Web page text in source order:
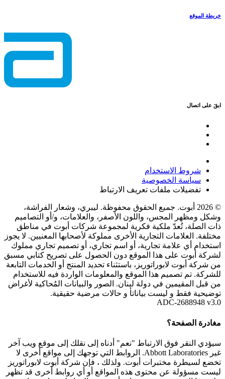
خريطة الموقع
ابقَ على اتصال
شروط الاستخدام
سياسة الخصوصية
تفضيلات ملفات تعريف الارتباط
© 2026 أبوت. جميع الحقوق محفوظة. ليبري، وشعار الفراشة،
وشكل ومظهر المجس، واللون الأصفر، والعلامات، و/أو التصاميم
ذات الصلة، تُعدّ ملكية فكرية لمجموعة شركات أبوت في مناطق
مختلفة. العلامات التجارية الأخرى مملوكة لأصحابها المعنيين. لا يجوز
استخدام أي علامة تجارية، أو اسم تجاري، أو تصميم تجاري مملوك
لشركة أبوت على هذا الموقع دون الحصول على تصريح كتابي مسبق
من شركة أبوت لابوراتوريز، باستثناء تحديد المنتج أو الخدمات التابعة
للشركة. تم تصميم هذا الموقع والمعلومات الواردة فيه للاستخدام
من قبل المقيمين في دولة لبنان. الصور والبيانات المُحاكية لأغراض
توضيحية فقط و ليست بياناتأ و حالات مرضية حقيقية.
ADC-2688948 v3.0
مغادرة الصفحة؟
سيؤدي النقر فوق الارتباط "نعم" أدناه إلى نقلك إلى موقع ويب آخر
غير Abbott Laboratories. الروابط التي توجهك إلى مواقع أخرى لا
تخضع لسيطرة مختبرات أبوت. ولذلك ، فإن شركة أبوت لابوراتوريز
ليست مسؤولة عن محتوى هذه المواقع أو أي روابط أخرى قد تظهر